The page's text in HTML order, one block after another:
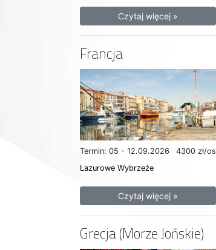
Czytaj więcej »
Francja
Termin: 05 - 12.09.2026
4300 zł/os
Lazurowe Wybrzeże
Czytaj więcej »
Grecja (Morze Jońskie)